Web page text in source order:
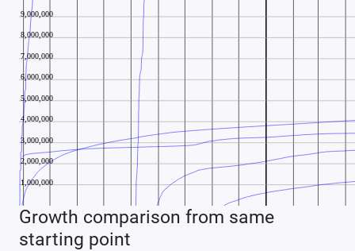
Growth comparison from same
starting point